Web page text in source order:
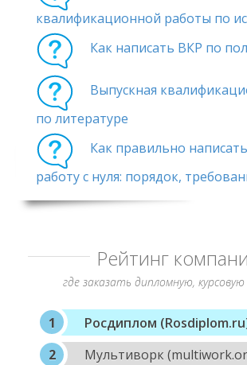
квалификационной работы по
Как написать ВКР по
Выпускная
по литературе
Как правильно
работу с нуля: порядок,
Рейтинг
где заказать дипломную,
Росдиплом
Мультиворк